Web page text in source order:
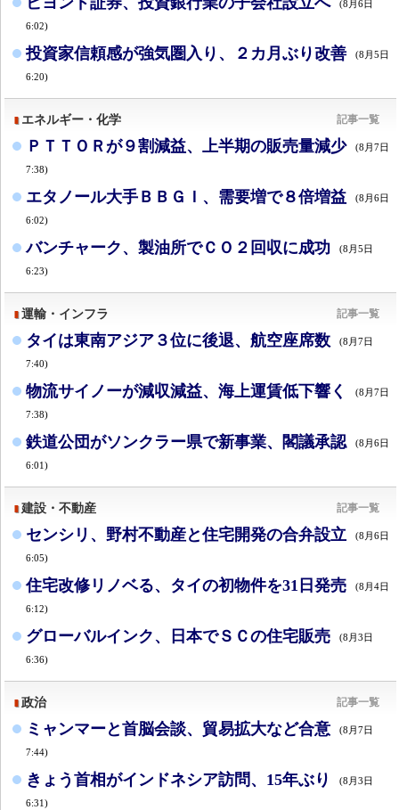
(8月6日
6:02)
投資家信頼感が強気圏入り、２カ月ぶり改善 (8月5日
6:20)
エネルギー・化学 記事一覧
ＰＴＴＯＲが９割減益、上半期の販売量減少 (8月7日
7:38)
エタノール大手ＢＢＧＩ、需要増で８倍増益 (8月6日
6:02)
バンチャーク、製油所でＣＯ２回収に成功 (8月5日
6:23)
運輸・インフラ 記事一覧
タイは東南アジア３位に後退、航空座席数 (8月7日
7:40)
物流サイノーが減収減益、海上運賃低下響く (8月7日
7:38)
鉄道公団がソンクラー県で新事業、閣議承認 (8月6日
6:01)
建設・不動産 記事一覧
センシリ、野村不動産と住宅開発の合弁設立 (8月6日
6:05)
住宅改修リノベる、タイの初物件を31日発売 (8月4日
6:12)
グローバルインク、日本でＳＣの住宅販売 (8月3日
6:36)
政治 記事一覧
ミャンマーと首脳会談、貿易拡大など合意 (8月7日
7:44)
きょう首相がインドネシア訪問、15年ぶり (8月3日
6:31)